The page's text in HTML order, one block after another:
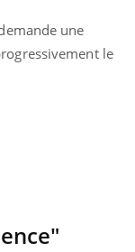
une
le